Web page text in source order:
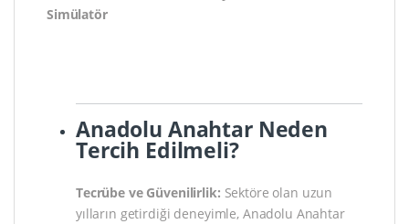
Simülatör
Anadolu Anahtar Neden
Tercih Edilmeli?
Tecrübe ve Güvenilirlik: Sektöre olan uzun
yılların getirdiği deneyimle, Anadolu Anahtar